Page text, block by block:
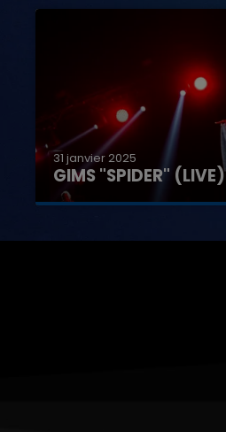
31 janvier 2025
GIMS "SPIDER" (LIVE)